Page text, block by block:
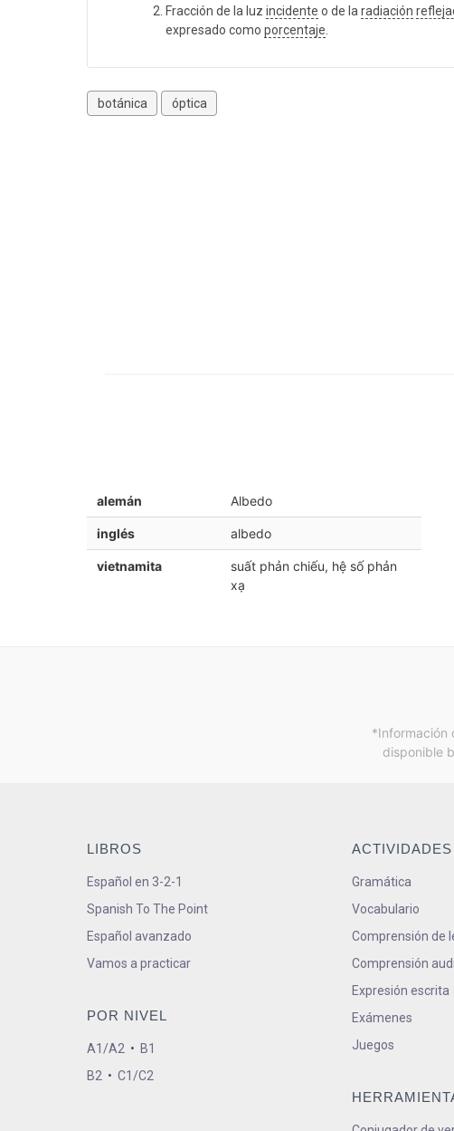
Fracción de la luz incidente o de laradiación
expresado como porcentaje.
botánica óptica
alemán Albedo
inglés albedo
vietnamita
suất phản chiếu, hệ số phản
xạ
*Información
disponible
LIBROS
Español en 3-2-1
Spanish To The Point
Español avanzado
Vamos a practicar
POR NIVEL
A1/A2 • B1
B2 • C1/C2
ACTIVIDADES
Gramática
Vocabulario
Comprensión de
Comprensión
Expresión escrita
Exámenes
Juegos